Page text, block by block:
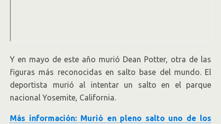
Y en mayo de este año murió Dean Potter, otra de las
figuras más reconocidas en salto base del mundo. El
deportista murió al intentar un salto en el parque
nacional Yosemite, California.
Más información: Murió en pleno salto uno de los